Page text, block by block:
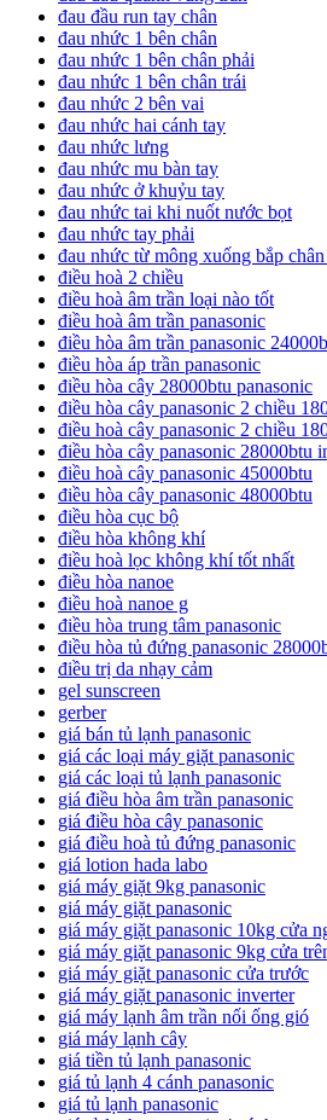
đau đầu run tay chân
đau nhức 1 bên chân
đau nhức 1 bên chân phải
đau nhức 1 bên chân trái
đau nhức 2 bên vai
đau nhức hai cánh tay
đau nhức lưng
đau nhức mu bàn tay
đau nhức ở khuỷu tay
đau nhức tai khi nuốt nước bọt
đau nhức tay phải
đau nhức từ mông xuống bắp
điều hoà 2 chiều
điều hoà âm trần loại nào tốt
điều hoà âm trần panasonic
điều hòa âm trần panasonic
điều hòa áp trần panasonic
điều hòa cây 28000btu panasonic
điều hòa cây panasonic 2 chiều
điều hoà cây panasonic 2 chiều
điều hòa cây panasonic 28000btu
điều hoà cây panasonic 45000btu
điều hòa cây panasonic 48000btu
điều hòa cục bộ
điều hòa không khí
điều hoà lọc không khí tốt nhất
điều hòa nanoe
điều hoà nanoe g
điều hòa trung tâm panasonic
điều hòa tủ đứng panasonic
điều trị da nhạy cảm
gel sunscreen
gerber
giá bán tủ lạnh panasonic
giá các loại máy giặt panasonic
giá các loại tủ lạnh panasonic
giá điều hòa âm trần panasonic
giá điều hòa cây panasonic
giá điều hoà tủ đứng panasonic
giá lotion hada labo
giá máy giặt 9kg panasonic
giá máy giặt panasonic
giá máy giặt panasonic 10kg cửa
giá máy giặt panasonic 9kg cửa
giá máy giặt panasonic cửa trước
giá máy giặt panasonic inverter
giá máy lạnh âm trần nối ống gió
giá máy lạnh cây
giá tiền tủ lạnh panasonic
giá tủ lạnh 4 cánh panasonic
giá tủ lạnh panasonic